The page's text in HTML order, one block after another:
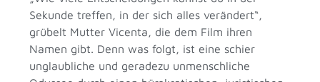
Sekunde treffen, in der sich alles verändert“,
grübelt Mutter Vicenta, die dem Film ihren
Namen gibt. Denn was folgt, ist eine schier
unglaubliche und geradezu unmenschliche